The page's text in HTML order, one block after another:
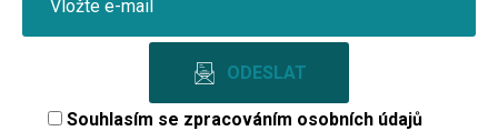
Souhlasím se zpracováním osobních údajů